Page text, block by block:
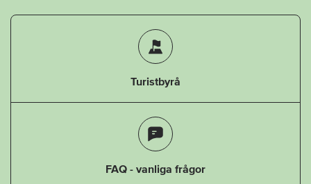
Turistbyrå
FAQ - vanliga frågor